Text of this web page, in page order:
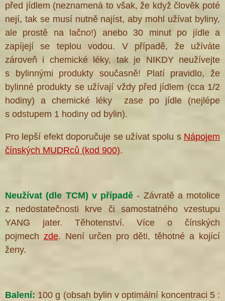
před jídlem (neznamená to však, že když člověk poté
nejí, tak se musí nutně najíst, aby mohl užívat byliny,
ale prostě na lačno!) anebo 30 minut po jídle a
zapíjejí se teplou vodou. V případě, že užíváte
zároveň i chemické léky, tak je NIKDY neužívejte
s bylinnými produkty současně! Platí pravidlo, že
bylinné produkty se užívají vždy před jídlem (cca 1/2
hodiny) a chemické léky zase po jídle (nejlépe
s odstupem 1 hodiny od bylin).
Pro lepší efekt doporučuje se užívat spolu s Nápojem
čínských MUDRců (kod 900).
Neužívat (dle TCM) v případě- Závratě a motolice
z nedostatečnosti krve či samostatného vzestupu
YANG jater. Těhotenství. Více o čínských
pojmech zde. Není určen pro děti, těhotné a kojící
ženy.
Balení: 100 g (obsah bylin v optimální koncentraci 5 :